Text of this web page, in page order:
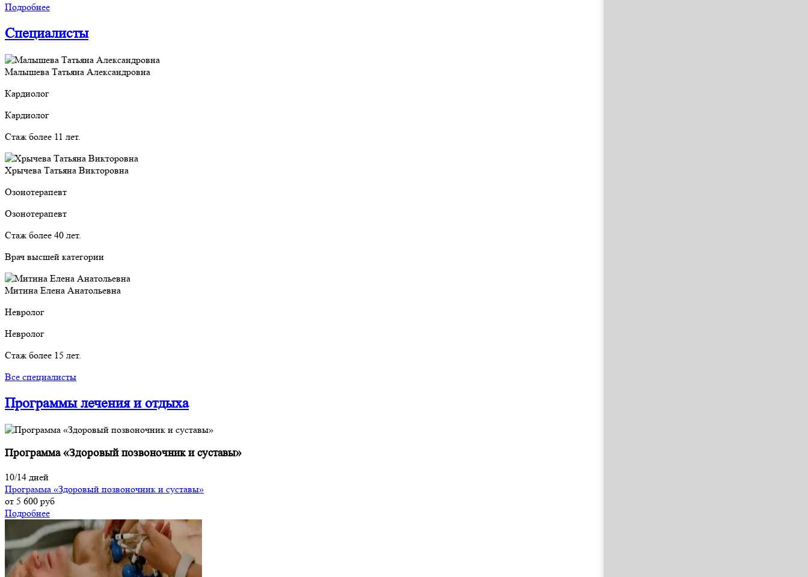
Подробнее
Специалисты
Малышева Татьяна Александровна
Кардиолог
Кардиолог
Стаж более 11 лет.
Хрычева Татьяна Викторовна
Озонотерапевт
Озонотерапевт
Стаж более 40 лет.
Врач высшей категории
Митина Елена Анатольевна
Невролог
Невролог
Стаж более 15 лет.
Все специалисты
Программы лечения и отдыха
Программа «Здоровый позвоночник и суставы»
10/14 дней
Программа «Здоровый позвоночник и суставы»
от 5 600 руб
Подробнее